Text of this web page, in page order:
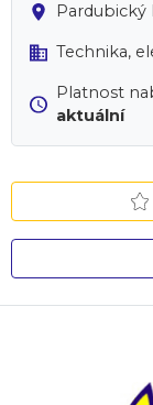
Pardubický
Technika,
Platnost
aktuální